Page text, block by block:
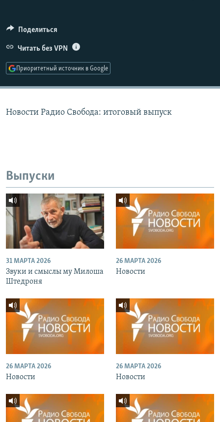
ПОДПИШИТЕСЬ НА РАССЫЛКУ
СОЦИАЛЬНЫЕ СЕТИ
Поделиться
Читать без VPN
Приоритетный источник в Google
Новости Радио Свобода: итоговый выпуск
Выпуски
31 МАРТА 2026
Звуки и смыслы му Милоша
Штедроня
26 МАРТА 2026
Новости
26 МАРТА 2026
Новости
26 МАРТА 2026
Новости